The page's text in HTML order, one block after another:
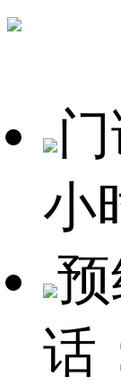
小
话